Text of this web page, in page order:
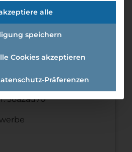
(m/w/d)
Kochlehrling
38a2ad70
alle
speichern
Cookies akzeptieren
Präferenzen